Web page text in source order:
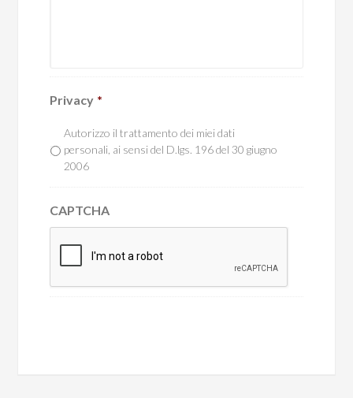
Privacy *
Autorizzo il trattamento dei miei dati
personali, ai sensi del D.lgs. 196 del 30 giugno
2006
CAPTCHA